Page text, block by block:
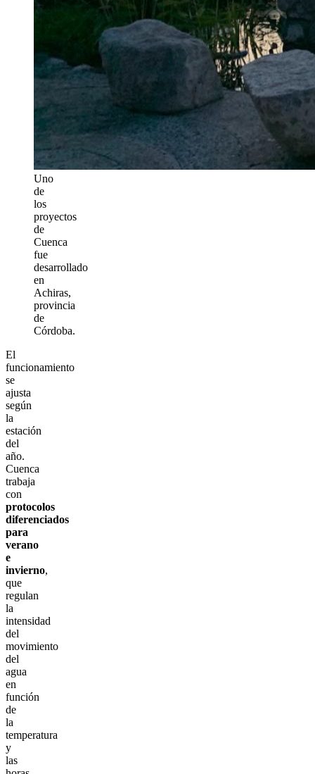
Uno
de
los
proyectos
de
Cuenca
fue
desarrollado
en
Achiras,
provincia
de
Córdoba.
El
funcionamiento
se
ajusta
según
la
estación
del
año.
Cuenca
trabaja
con
protocolos
diferenciados
para
verano
e
invierno,
que
regulan
la
intensidad
del
movimiento
del
agua
en
función
de
la
temperatura
y
las